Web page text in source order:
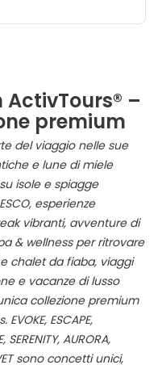
–
premium
del viaggio nelle sue
e lune di miele
isole e spiagge
esperienze
vibranti, avventure di
& wellness per ritrovare
chalet da fiaba, viaggi
e vacanze di lusso
collezione premium
ESCAPE,
SERENITY, AURORA,
sono concetti unici,